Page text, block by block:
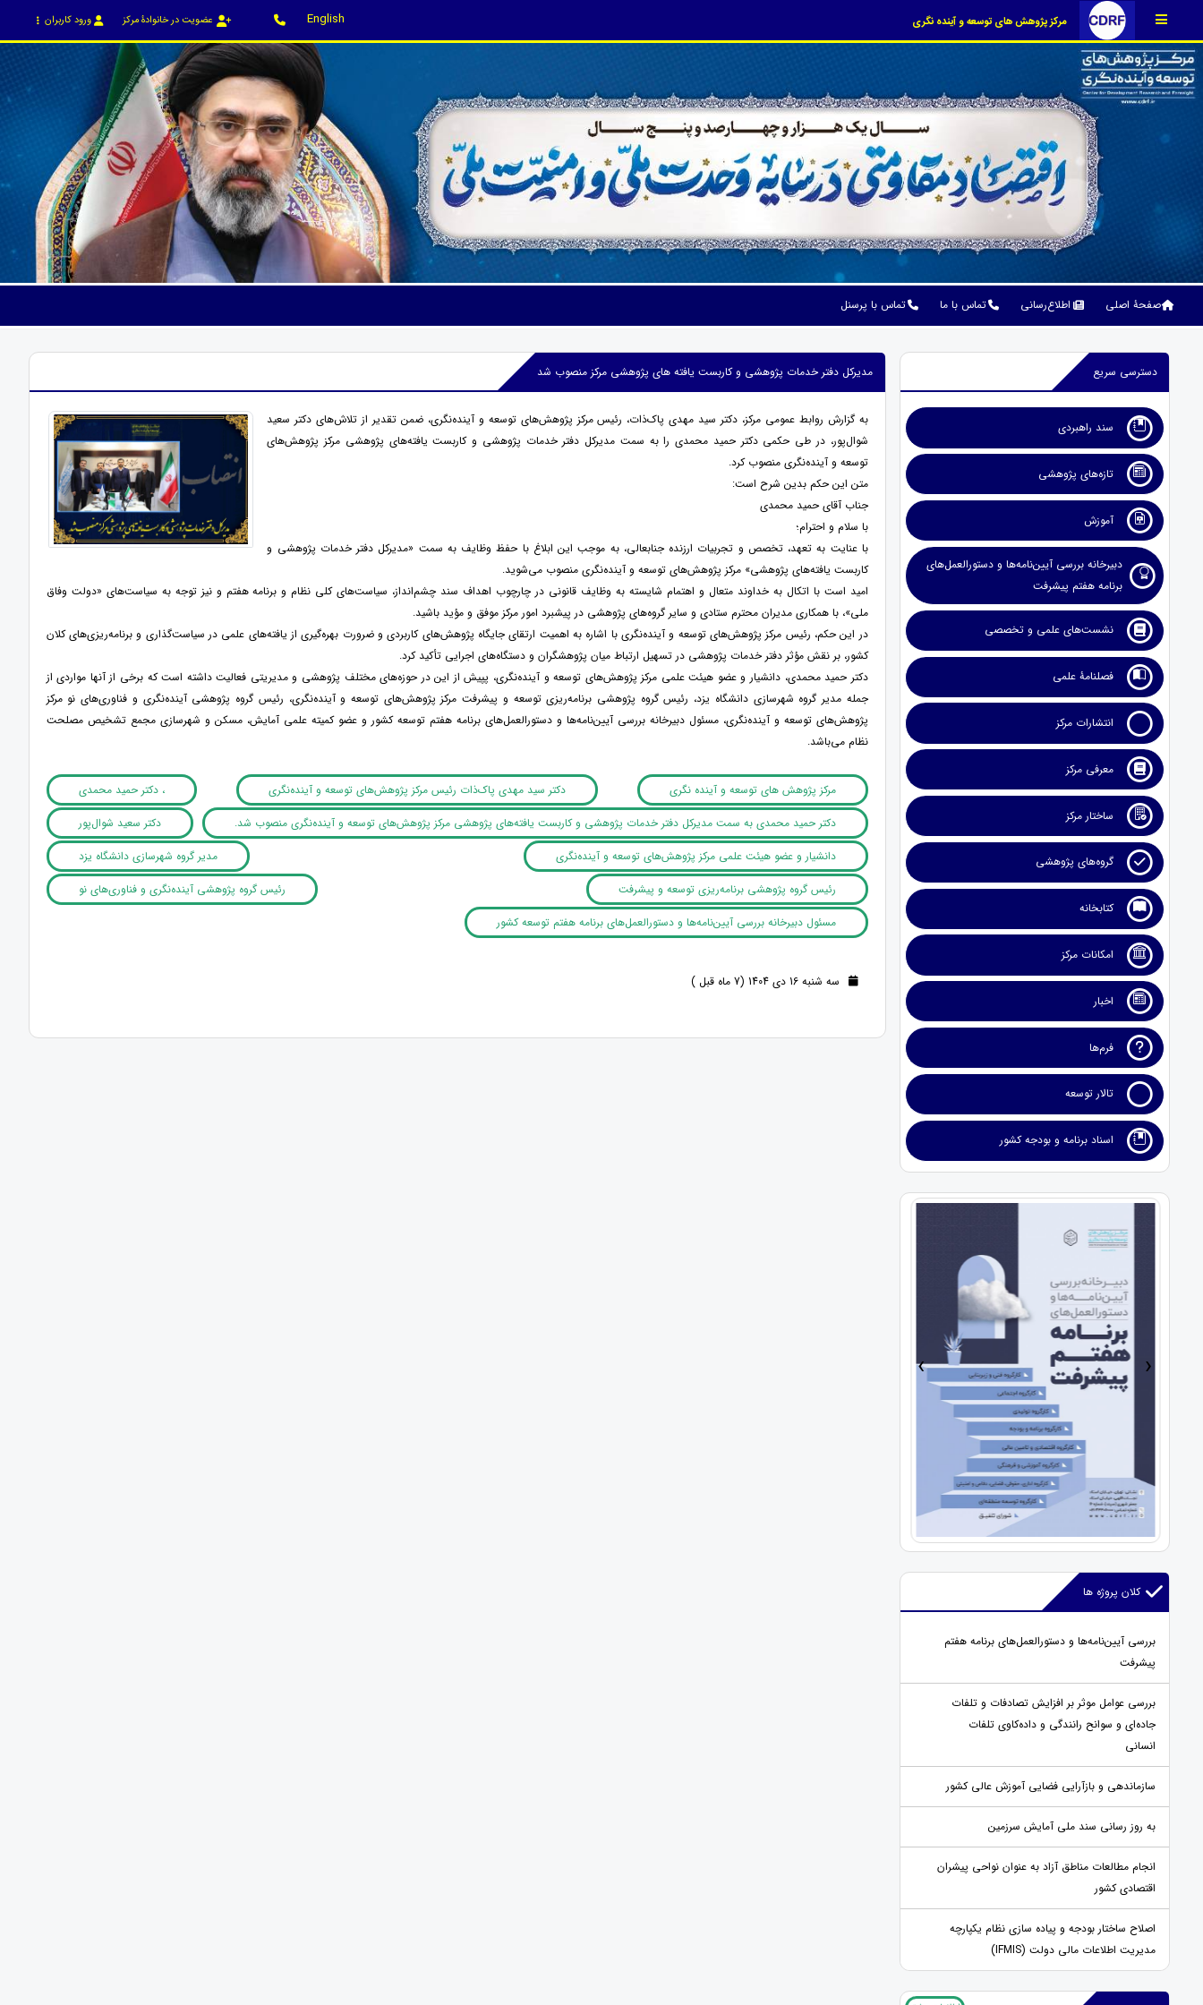
مرکز پژوهش های توسعه و آینده نگری English عضویت در خانوادۀ مرکز ورود کاربران
صفحۀ اصلی اطلاع‌رسانی تماس با ما تماس با پرسنل
دسترسی سریع
سند راهبردی
تازه‌های پژوهشی
آموزش
دبیرخانه بررسی آیین‌نامه‌ها و دستورالعمل‌های
برنامه هفتم پیشرفت
نشست‌های علمی و تخصصی
فصلنامۀ علمی
انتشارات مرکز
معرفی مرکز
ساختار مرکز
گروه‌های پژوهشی
کتابخانه
امکانات مرکز
اخبار
فرم‌ها
تالار توسعه
اسناد برنامه و بودجه کشور
› ‹
کلان پروژه ها
بررسی آیین‌نامه‌ها و دستورالعمل‌های برنامه هفتم
پیشرفت
بررسی عوامل موثر بر افزایش تصادفات و تلفات
جاده‌ای و سوانح رانندگی و داده‌کاوی تلفات
انسانی
سازماندهی و بازآرایی فضایی آموزش عالی کشور
به روز رسانی سند ملی آمایش سرزمین
انجام مطالعات مناطق آزاد به عنوان نواحی پیشران
اقتصادی کشور
اصلاح ساختار بودجه و پیاده سازی نظام یکپارچه
مدیریت اطلاعات مالی دولت (IFMIS)
مدیرکل دفتر خدمات پژوهشی و کاربست یافته های پژوهشی مرکز منصوب شد
به گزارش روابط عمومی مرکز، دکتر سید مهدی پاک‌ذات، رئیس مرکز پژوهش‌های توسعه و آینده‌نگری، ضمن تقدیر از تلاش‌های دکتر سعید
شوال‌پور، در طی حکمی دکتر حمید محمدی را به سمت مدیرکل دفتر خدمات پژوهشی و کاربست یافته‌های پژوهشی مرکز پژوهش‌های
توسعه و آینده‌نگری منصوب کرد.
متن این حکم بدین شرح است:
جناب آقای حمید محمدی
با سلام و احترام؛
با عنایت به تعهد، تخصص و تجربیات ارزنده جنابعالی، به موجب این ابلاغ با حفظ وظایف به سمت «مدیرکل دفتر خدمات پژوهشی و
کاربست یافته‌های پژوهشی» مرکز پژوهش‌های توسعه و آینده‌نگری منصوب می‌شوید.
امید است با اتکال به خداوند متعال و اهتمام شایسته به وظایف قانونی در چارچوب اهداف سند چشم‌انداز، سیاست‌های کلی نظام و برنامه هفتم و نیز توجه به سیاست‌های «دولت وفاق
ملی»، با همکاری مدیران محترم ستادی و سایر گروه‌های پژوهشی در پیشبرد امور مرکز موفق و مؤید باشید.
در این حکم، رئیس مرکز پژوهش‌های توسعه و آینده‌نگری با اشاره به اهمیت ارتقای جایگاه پژوهش‌های کاربردی و ضرورت بهره‌گیری از یافته‌های علمی در سیاست‌گذاری و برنامه‌ریزی‌های کلان
کشور، بر نقش مؤثر دفتر خدمات پژوهشی در تسهیل ارتباط میان پژوهشگران و دستگاه‌های اجرایی تأکید کرد.
دکتر حمید محمدی، دانشیار و عضو هیئت علمی مرکز پژوهش‌های توسعه و آینده‌نگری، پپیش از این در حوزه‌های مختلف پژوهشی و مدیریتی فعالیت داشته است که برخی از آنها مواردی از
جمله مدیر گروه شهرسازی دانشگاه یزد، رئیس گروه پژوهشی برنامه‌ریزی توسعه و پیشرفت مرکز پژوهش‌های توسعه و آینده‌نگری، رئیس گروه پژوهشی آینده‌نگری و فناوری‌های نو مرکز
پژوهش‌های توسعه و آینده‌نگری، مسئول دبیرخانه بررسی آیین‌نامه‌ها و دستورالعمل‌های برنامه هفتم توسعه کشور و عضو کمیته علمی آمایش، مسکن و شهرسازی مجمع تشخیص مصلحت
نظام می‌باشد.
مرکز پژوهش های توسعه و آینده نگری دکتر سید مهدی پاک‌ذات رئیس مرکز پژوهش‌های توسعه و آینده‌نگری
، دکتر حمید محمدی
دکتر حمید محمدی به سمت مدیرکل دفتر خدمات پژوهشی و کاربست یافته‌های پژوهشی مرکز پژوهش‌های توسعه و آینده‌نگری منصوب شد.
دکتر سعید شوال‌پور
دانشیار و عضو هیئت علمی مرکز پژوهش‌های توسعه و آینده‌نگری
مدیر گروه شهرسازی دانشگاه یزد
رئیس گروه پژوهشی برنامه‌ریزی توسعه و پیشرفت
رئیس گروه پژوهشی آینده‌نگری و فناوری‌های نو
مسئول دبیرخانه بررسی آیین‌نامه‌ها و دستورالعمل‌های برنامه هفتم توسعه کشور
سه شنبه 16 دی 1404 (7 ماه قبل )